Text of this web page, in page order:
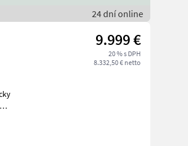
24 dní online
9.999 €
20 % s DPH
8.332,50 € netto